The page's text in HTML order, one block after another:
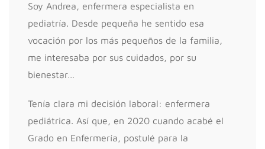
Soy Andrea, enfermera especialista en
pediatría. Desde pequeña he sentido esa
vocación por los más pequeños de la familia,
me interesaba por sus cuidados, por su
bienestar…
Tenía clara mi decisión laboral: enfermera
pediátrica. Así que, en 2020 cuando acabé el
Grado en Enfermería, postulé para la